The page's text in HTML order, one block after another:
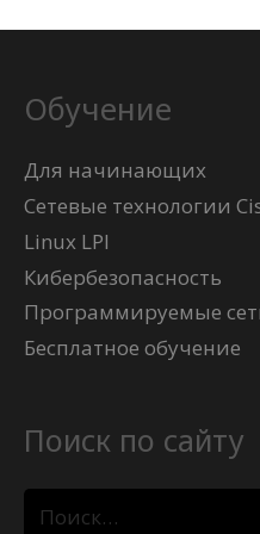
Обучение
Для начинающих
Сетевые технологии
Linux LPI
Кибербезопасность
Программируемые
Бесплатное обучение
Поиск по сайту
Найти: